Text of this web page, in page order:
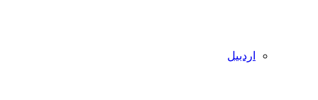
اردبیل